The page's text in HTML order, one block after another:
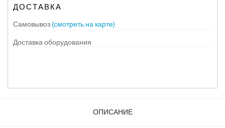
ДОСТАВКА
Самовывоз(смотреть на карте)
Доставка оборудования
ОПИСАНИЕ